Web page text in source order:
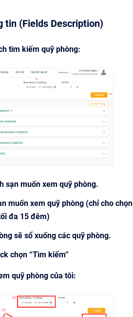
tin (Fields Description)
tìm kiếm quỹ phòng:
sạn muốn xem quỹ phòng.
muốn xem quỹ phòng (chỉ cho chọn
đa 15 đêm)
sẽ sổ xuống các quỹ phòng.
chọn “Tìm kiếm”
quỹ phòng của tôi: